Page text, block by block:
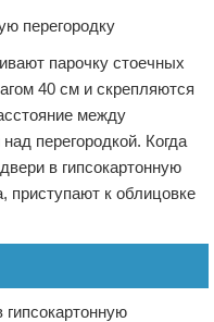
парочку стоечных
40 см и скрепляются
между
перегородкой. Когда
в гипсокартонную
приступают к облицовке